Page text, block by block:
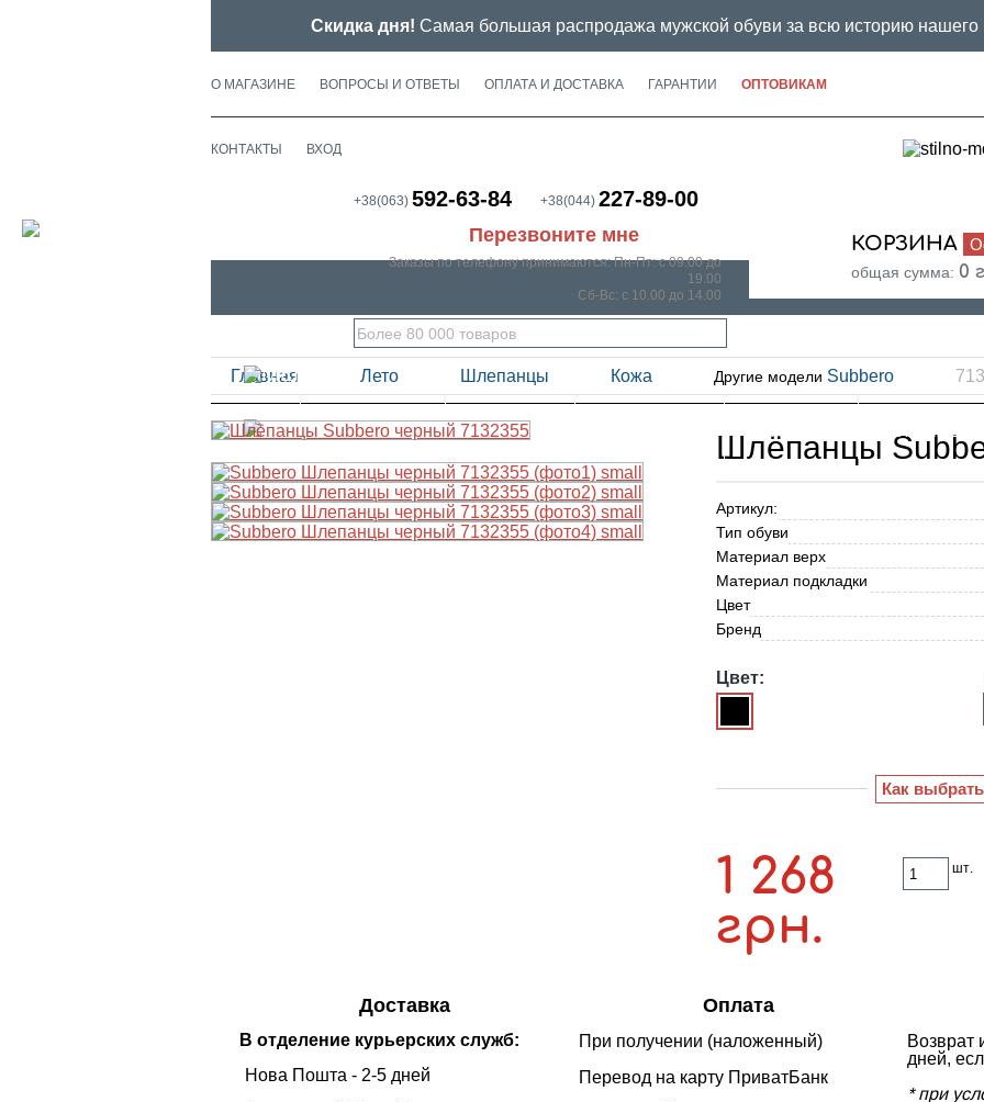
Скидка дня! Самая большая распродажа мужской обуви за всю историю нашего
О МАГАЗИНЕ ВОПРОСЫ И ОТВЕТЫ ОПЛАТА И ДОСТАВКА ГАРАНТИИ ОПТОВИКАМ
КОНТАКТЫ ВХОД
+38(063) 592-63-84 +38(044) 227-89-00
Перезвоните мне
Заказы по телефону принимаются:Пн-Пт: с 09.00 до
19.00
Сб-Вс: с 10.00 до 14.00
КОРЗИНА
общая сумма: 0
ВЕСНА ЛЕТО ЗИМА SMALL
Главная Лето Шлепанцы Кожа Другие модели Subbero
Шлёпанцы
Артикул:
Тип обуви
Материал верх
Материал подкладки
Цвет
Бренд
Цвет:
Как
1 268
грн.
шт.
Доставка
В отделение курьерских служб:
Нова Пошта - 2-5 дней
Оплата
При получении (наложенный)
Перевод на карту ПриватБанк
Возврат
дней,
* при